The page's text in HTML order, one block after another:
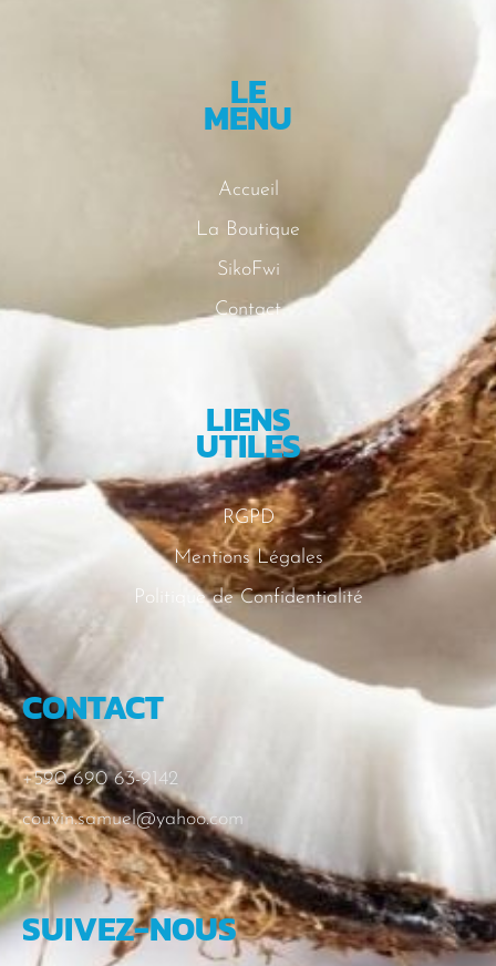
LE
MENU
Accueil
La Boutique
SikoFwi
Contact
LIENS
UTILES
RGPD
Mentions Légales
Politique de Confidentialité
CONTACT
+590 690 63-9142
couvin.samuel@yahoo.com
SUIVEZ-NOUS